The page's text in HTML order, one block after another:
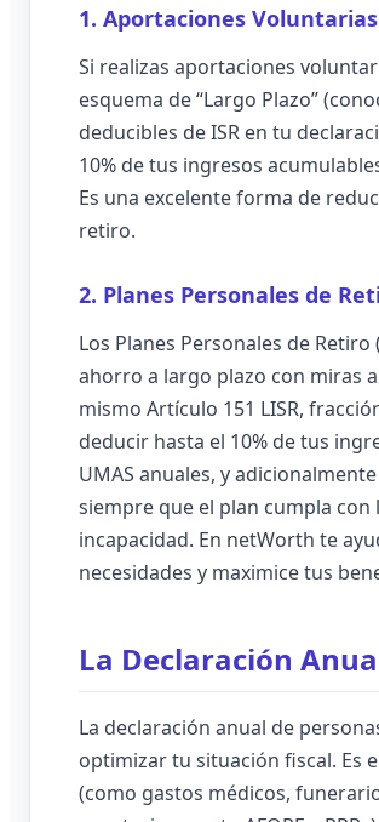
1. Aportaciones Voluntarias
Si realizas aportaciones
esquema de “Largo Plazo”
deducibles de ISR en tu
10% de tus ingresos
Es una excelente forma de
retiro.
2. Planes Personales de
Los Planes Personales de
ahorro a largo plazo con miras
mismo Artículo 151 LISR,
deducir hasta el 10% de tus
UMAS anuales, y
siempre que el plan cumpla
incapacidad. En netWorth te
necesidades y maximice tus
La Declaración
La declaración anual de
optimizar tu situación fiscal. Es
(como gastos médicos,